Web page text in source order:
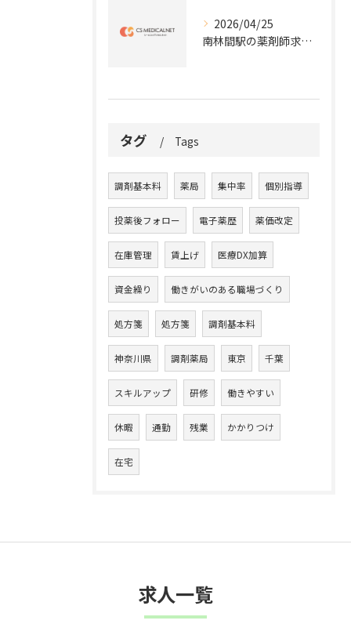
2026/04/25
南林間駅の薬剤師求人の魅力
タグ Tags
調剤基本料 薬局 集中率 個別指導
投薬後フォロー 電子薬歴 薬価改定
在庫管理 賃上げ 医療DX加算
資金繰り 働きがいのある職場づくり
処方箋 処方箋 調剤基本料
神奈川県 調剤薬局 東京 千葉
スキルアップ 研修 働きやすい
休暇 通勤 残業 かかりつけ
在宅
求人一覧